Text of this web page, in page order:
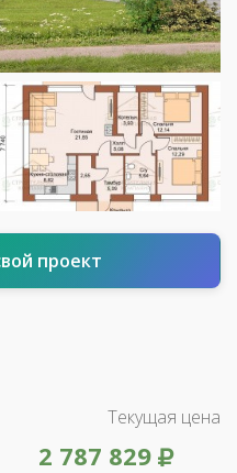
проект
Текущая цена
2 787 829